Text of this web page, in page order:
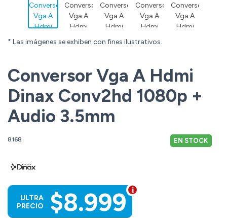
* Las imágenes se exhiben con fines ilustrativos.
Conversor Vga A Hdmi
Dinax Conv2hd 1080p +
Audio 3.5mm
8168 EN STOCK
$8.999
ULTRA
PRECIO